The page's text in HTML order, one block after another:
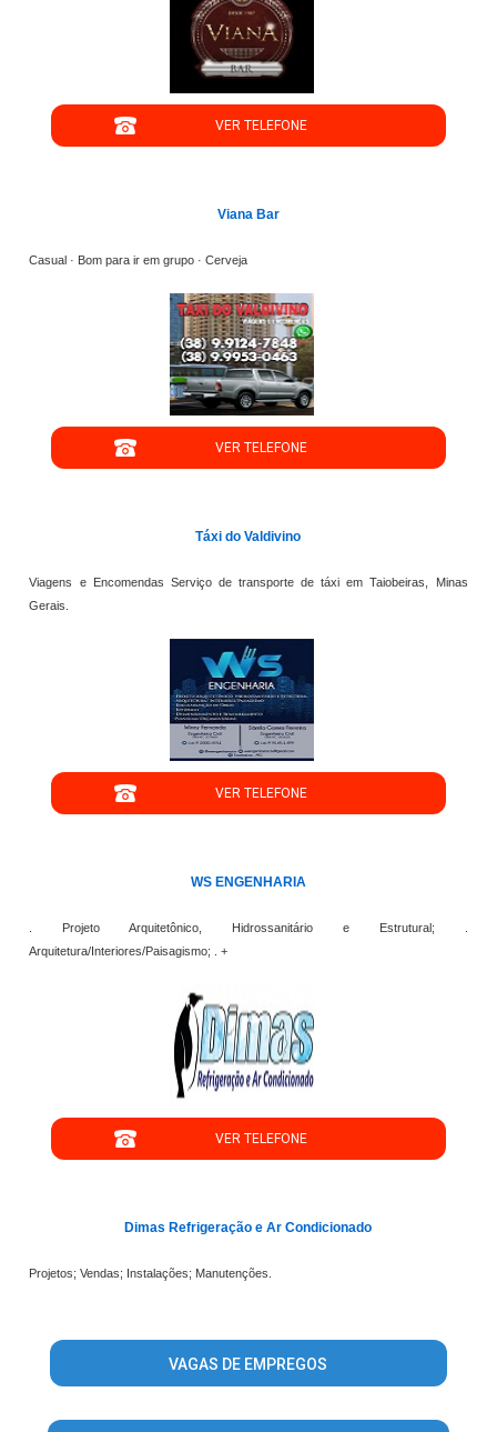
VER TELEFONE
Viana Bar
Casual · Bom para ir em grupo · Cerveja
VER TELEFONE
Táxi do Valdivino
Viagens e Encomendas Serviço de transporte de táxi em Taiobeiras, Minas
Gerais.
VER TELEFONE
WS ENGENHARIA
. Projeto Arquitetônico, Hidrossanitário e Estrutural; .
Arquitetura/Interiores/Paisagismo; . +
VER TELEFONE
Dimas Refrigeração e Ar Condicionado
Projetos; Vendas; Instalações; Manutenções.
VAGAS DE EMPREGOS